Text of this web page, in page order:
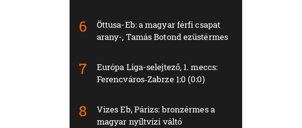
Öttusa-Eb: a magyar férfi csapat
arany-, Tamás Botond ezüstérmes
Európa Liga-selejtező, 1. meccs:
Ferencváros‑Zabrze 1:0 (0:0)
Vizes Eb, Párizs: bronzérmes a
magyar nyíltvízi váltó